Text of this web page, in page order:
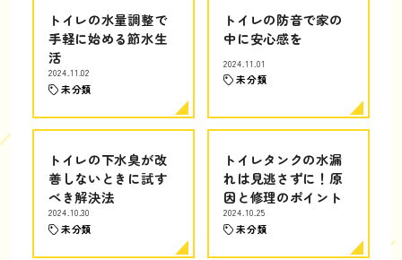
トイレの水量調整で
手軽に始める節水生
活
2024.11.02
未分類
トイレの防音で家の
中に安心感を
2024.11.01
未分類
トイレの下水臭が改
善しないときに試す
べき解決法
2024.10.30
未分類
トイレタンクの水漏
れは見逃さずに！原
因と修理のポイント
2024.10.25
未分類